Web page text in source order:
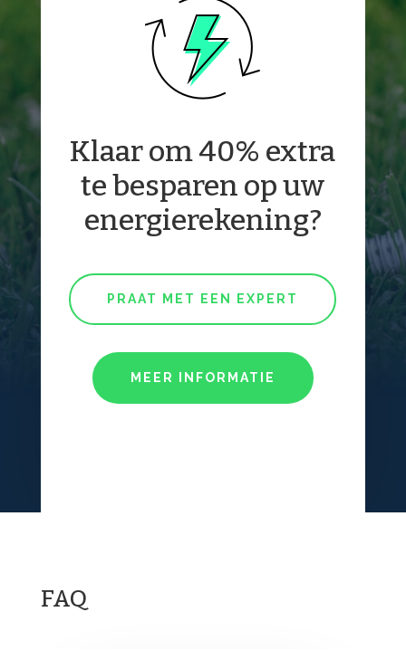
Klaar om 40% extra
te besparen op uw
energierekening?
PRAAT MET EEN EXPERT
MEER INFORMATIE
FAQ